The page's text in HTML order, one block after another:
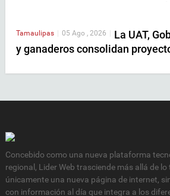
Tamaulipas 05 Ago , 2026
La UAT,
y ganaderos consolidan proyecto
Concebido como una nueva plataforma
regional, Lider Web trasciende más allá de
únicamente una nueva página de internet,
con información al día que integra a los